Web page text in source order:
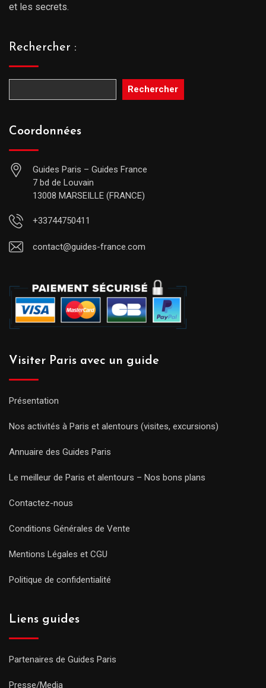
et les secrets.
Rechercher :
Rechercher
Coordonnées
Guides Paris – Guides France
7 bd de Louvain
13008 MARSEILLE (FRANCE)
+33744750411
contact@guides-france.com
Visiter Paris avec un guide
Présentation
Nos activités à Paris et alentours (visites, excursions)
Annuaire des Guides Paris
Le meilleur de Paris et alentours – Nos bons plans
Contactez-nous
Conditions Générales de Vente
Mentions Légales et CGU
Politique de confidentialité
Liens guides
Partenaires de Guides Paris
Presse/Media